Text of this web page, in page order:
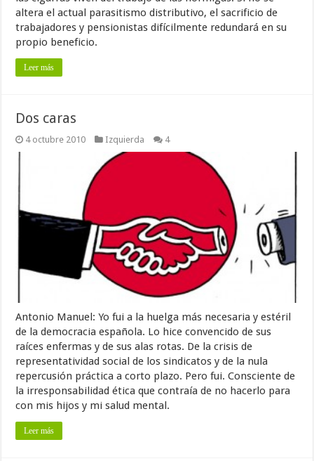
altera el actual parasitismo distributivo, el sacrificio de
trabajadores y pensionistas difícilmente redundará en su
propio beneficio.
Leer más
Dos caras
4 octubre 2010 Izquierda 4
Antonio Manuel: Yo fui a la huelga más necesaria y estéril
de la democracia española. Lo hice convencido de sus
raíces enfermas y de sus alas rotas. De la crisis de
representatividad social de los sindicatos y de la nula
repercusión práctica a corto plazo. Pero fui. Consciente de
la irresponsabilidad ética que contraía de no hacerlo para
con mis hijos y mi salud mental.
Leer más